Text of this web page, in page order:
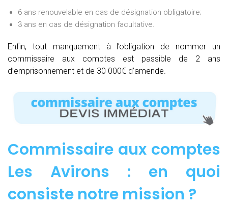
6 ans renouvelable en cas de désignation obligatoire;
3 ans en cas de désignation facultative.
Enfin, tout manquement à l’obligation de nommer un
commissaire aux comptes est passible de 2 ans
d’emprisonnement et de 30 000€ d’amende.
Commissaire aux comptes
Les Avirons : en quoi
consiste notre mission ?